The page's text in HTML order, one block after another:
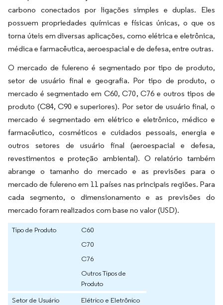
carbono conectados por ligações simples e duplas. Eles
possuem propriedades químicas e físicas únicas, o que os
torna úteis em diversas aplicações, como elétrica e eletrônica,
médica e farmacêutica, aeroespacial e de defesa, entre outras.
O mercado de fulereno é segmentado por tipo de produto,
setor de usuário final e geografia. Por tipo de produto, o
mercado é segmentado em C60, C70, C76 e outros tipos de
produto (C84, C90 e superiores). Por setor de usuário final, o
mercado é segmentado em elétrico e eletrônico, médico e
farmacêutico, cosméticos e cuidados pessoais, energia e
outros setores de usuário final (aeroespacial e defesa,
revestimentos e proteção ambiental). O relatório também
abrange o tamanho do mercado e as previsões para o
mercado de fulereno em 11 países nas principais regiões. Para
cada segmento, o dimensionamento e as previsões do
mercado foram realizados com base no valor (USD).
Tipo de Produto
C60
C70
C76
Outros Tipos de
Produto
Setor de Usuário
Elétrico e Eletrônico